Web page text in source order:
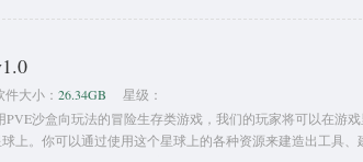
件大小： 26.34GB
星级：
PVE沙盒向玩法的冒险生存类游戏，我们的玩家将可以在游
上。你可以通过使用这个星球上的各种资源来建造出工具